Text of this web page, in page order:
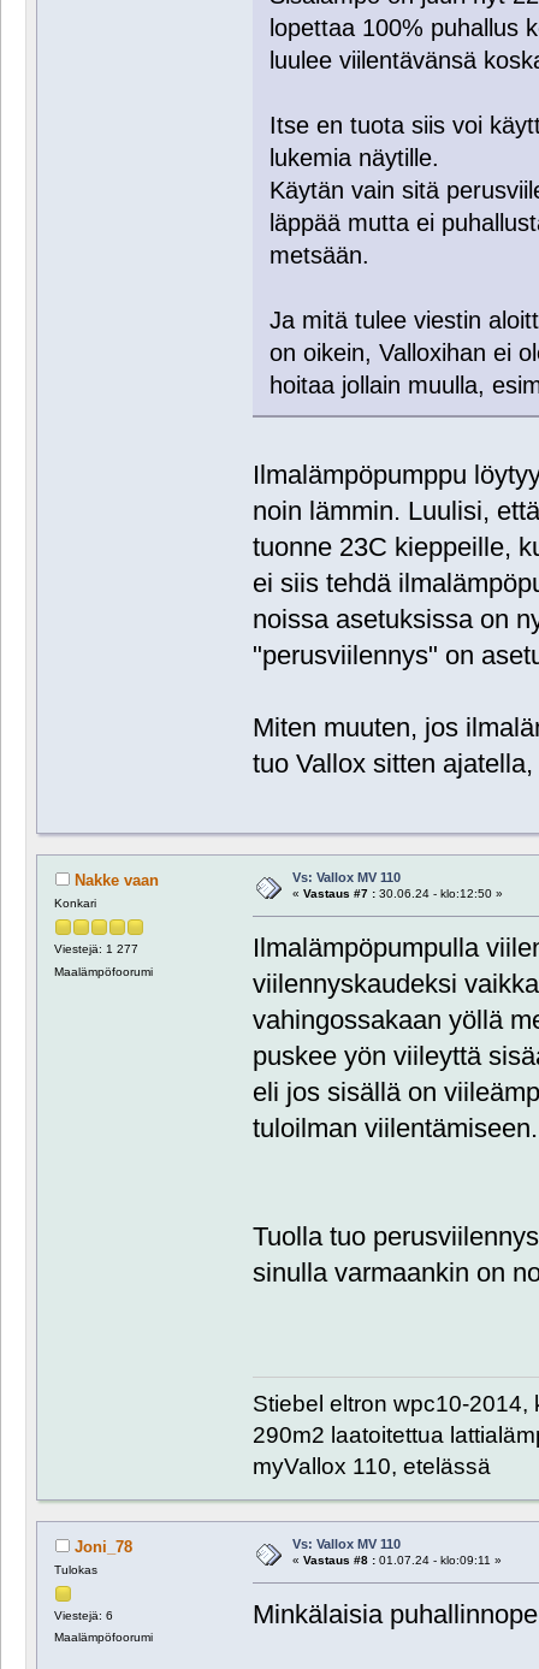
lopettaa 100% puhallus
luulee viilentävänsä
Itse en tuota siis voi
lukemia näytille.
Käytän vain sitä
läppää mutta ei
metsään.
Ja mitä tulee viestin
on oikein, Valloxihan ei
hoitaa jollain muulla,
Ilmalämpöpumppu
noin lämmin. Luulisi,
tuonne 23C kieppeille,
ei siis tehdä
noissa asetuksissa on
"perusviilennys" on
Miten muuten, jos
tuo Vallox sitten
Nakke vaan
Konkari
Viestejä: 1 277
Maalämpöfoorumi
Vs: Vallox MV 110
« Vastaus #7 :30.06.24 - klo:12:50 »
Ilmalämpöpumpulla
viilennyskaudeksi
vahingossakaan yöllä
puskee yön viileyttä
eli jos sisällä on
tuloilman viilentämiseen.
Tuolla tuo
sinulla varmaankin on
Stiebel eltron wpc10-
290m2 laatoitettua
myVallox 110, etelässä
Joni_78
Tulokas
Viestejä: 6
Maalämpöfoorumi
Vs: Vallox MV 110
« Vastaus #8 :01.07.24 - klo:09:11 »
Minkälaisia